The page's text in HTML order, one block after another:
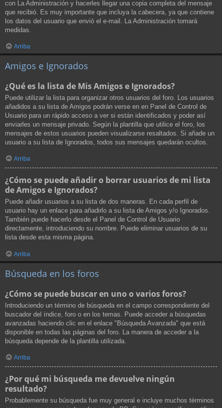
con La Administración y hacerles llegar una copia completa del mensaje
que recibió. Es muy importante que incluya la cabecera, ya que contiene
los datos del usuario que envió el e-mail. La Administración tomará
medidas.
Arriba
Amigos e Ignorados
¿Qué es la lista de Mis Amigos e Ignorados?
Puede utilizar la lista para organizar otros usuarios del foro. Los usuarios
añadidos a su lista de Amigos podrán verse en en Panel de Control de
Usuario para un rápido acceso a ver si están identificados y poder así
enviarles un mensaje privado. Según la plantilla que utilice el foro, los
mensajes de estos usuarios pueden visualizarse resaltados. Si añade un
usuario a su lista de Ignorados, todos sus mensajes quedarán ocultos.
Arriba
¿Cómo se puede añadir o borrar usuarios de mi lista
de Amigos e Ignorados?
Puede añadir usuarios a su lista de dos maneras. En cada perfil de
usuario hay un enlace para añadirlo a su lista de Amigos y/o Ignorados.
También puede hacerlo desde el Panel de Control de Usuario
directamente, introduciendo su nombre. Puede eliminar usuarios de su
lista desde esta misma página.
Arriba
Búsqueda en los foros
¿Cómo se puede buscar en uno o varios foros?
Introduciendo un término de búsqueda en el campo correspondiente del
buscador del índice, foro o en los temas. Puede acceder a búsquedas
avanzadas haciendo clic en el enlace "Búsqueda Avanzada" que está
disponible en todas las páginas del foro. La manera de acceder a la
búsqueda depende de la plantilla utilizada.
Arriba
¿Por qué mi búsqueda me devuelve ningún
resultado?
Probablemente su búsqueda fue muy general e incluye muchos términos